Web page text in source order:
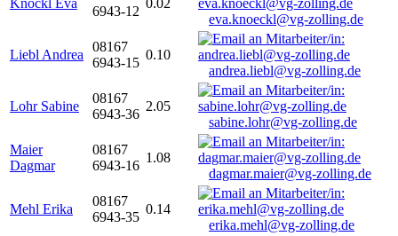
Knöckl Eva
6943-12
0.02
eva.knoeckl@vg-zolling.de
Liebl Andrea
08167
6943-15
0.10
andrea.liebl@vg-zolling.de
Lohr Sabine
08167
6943-36
2.05
sabine.lohr@vg-zolling.de
Maier
Dagmar
08167
6943-16
1.08
dagmar.maier@vg-zolling.de
Mehl Erika
08167
6943-35
0.14
erika.mehl@vg-zolling.de